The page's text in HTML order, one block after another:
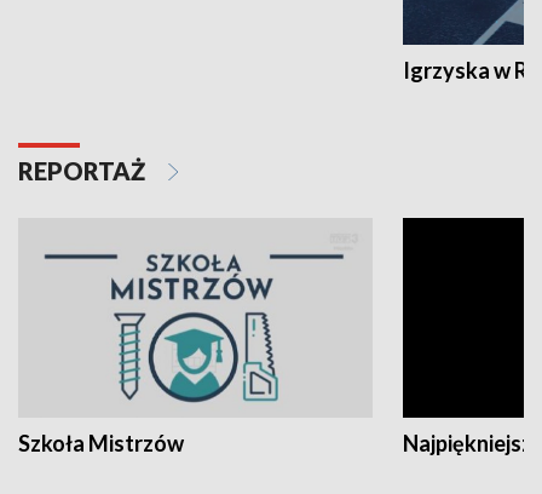
Igrzyska w
REPORTAŻ
Szkoła Mistrzów